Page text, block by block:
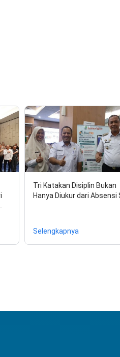
Tri Katakan Disiplin Bukan
Hanya Diukur dari Absensi
Selengkapnya